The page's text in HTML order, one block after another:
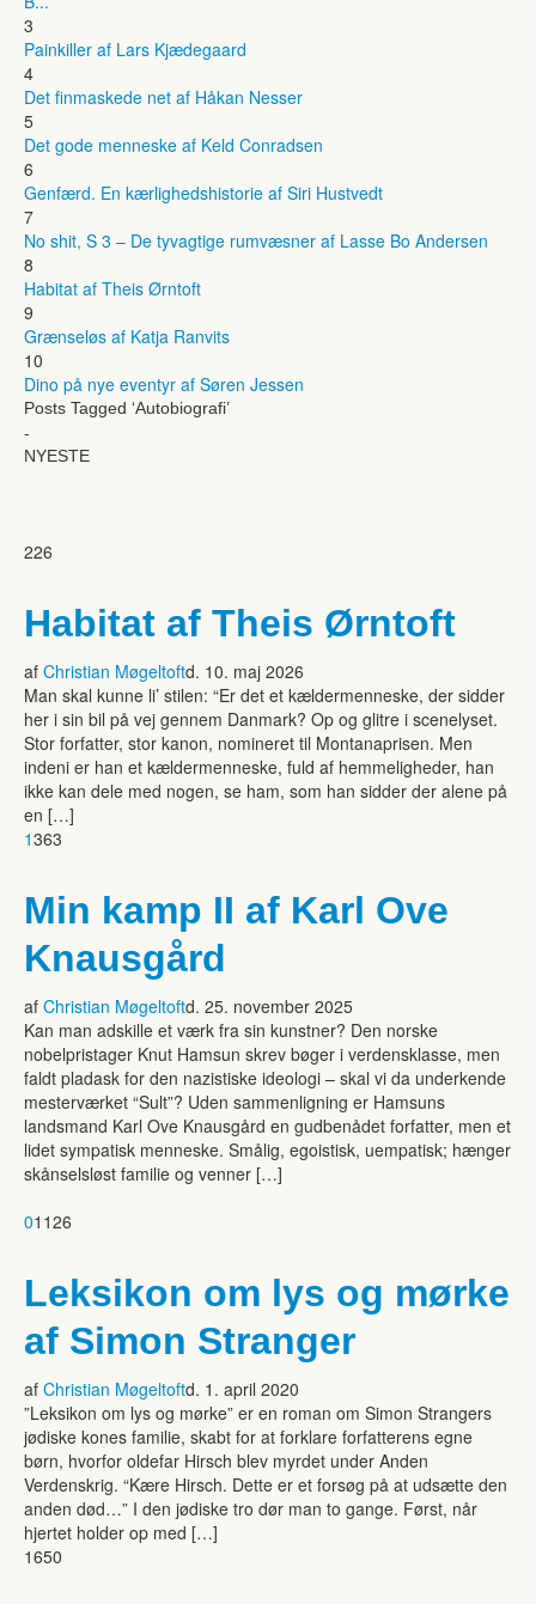
3
Painkiller af Lars Kjædegaard
4
Det finmaskede net af Håkan Nesser
5
Det gode menneske af Keld Conradsen
6
Genfærd. En kærlighedshistorie af Siri Hustvedt
7
No shit, S 3 – De tyvagtige rumvæsner af Lasse Bo Andersen
8
Habitat af Theis Ørntoft
9
Grænseløs af Katja Ranvits
10
Dino på nye eventyr af Søren Jessen
Posts Tagged ‘Autobiografi’
-
NYESTE
226
Habitat af Theis Ørntoft
af Christian Møgeltoftd. 10. maj 2026
Man skal kunne li’ stilen: “Er det et kældermenneske, der sidder
her i sin bil på vej gennem Danmark? Op og glitre i scenelyset.
Stor forfatter, stor kanon, nomineret til Montanaprisen. Men
indeni er han et kældermenneske, fuld af hemmeligheder, han
ikke kan dele med nogen, se ham, som han sidder der alene på
en […]
1363
Min kamp II af Karl Ove
Knausgård
af Christian Møgeltoftd. 25. november 2025
Kan man adskille et værk fra sin kunstner? Den norske
nobelpristager Knut Hamsun skrev bøger i verdensklasse, men
faldt pladask for den nazistiske ideologi – skal vi da underkende
mesterværket “Sult”? Uden sammenligning er Hamsuns
landsmand Karl Ove Knausgård en gudbenådet forfatter, men et
lidet sympatisk menneske. Smålig, egoistisk, uempatisk; hænger
skånselsløst familie og venner […]
01126
Leksikon om lys og mørke
af Simon Stranger
af Christian Møgeltoftd. 1. april 2020
”Leksikon om lys og mørke” er en roman om Simon Strangers
jødiske kones familie, skabt for at forklare forfatterens egne
børn, hvorfor oldefar Hirsch blev myrdet under Anden
Verdenskrig. “Kære Hirsch. Dette er et forsøg på at udsætte den
anden død…” I den jødiske tro dør man to gange. Først, når
hjertet holder op med […]
1650